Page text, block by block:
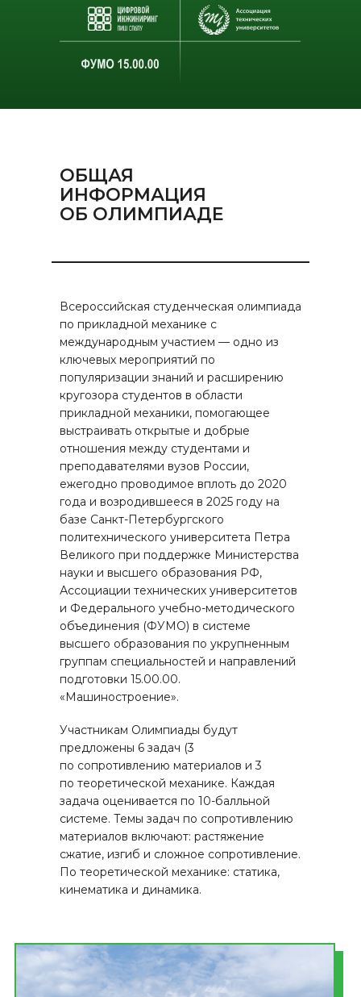
ОБЩАЯ
ИНФОРМАЦИЯ
ОБ ОЛИМПИАДЕ
Всероссийская студенческая олимпиада
по прикладной механике с
международным участием — одно из
ключевых мероприятий по
популяризации знаний и расширению
кругозора студентов в области
прикладной механики, помогающее
выстраивать открытые и добрые
отношения между студентами и
преподавателями вузов России,
ежегодно проводимое вплоть до 2020
года и возродившееся в 2025 году на
базе Санкт-Петербургского
политехнического университета Петра
Великого при поддержке Министерства
науки и высшего образования РФ,
Ассоциации технических университетов
и Федерального учебно-методического
объединения (ФУМО) в системе
высшего образования по укрупненным
группам специальностей и направлений
подготовки 15.00.00.
«Машиностроение».
Участникам Олимпиады будут
предложены 6 задач (3
по сопротивлению материалов и 3
по теоретической механике. Каждая
задача оценивается по 10-балльной
системе. Темы задач по сопротивлению
материалов включают: растяжение
сжатие, изгиб и сложное сопротивление.
По теоретической механике: статика,
кинематика и динамика.